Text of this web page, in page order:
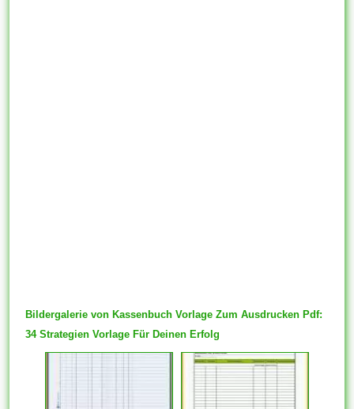
Bildergalerie von Kassenbuch Vorlage Zum Ausdrucken Pdf:
34 Strategien Vorlage Für Deinen Erfolg